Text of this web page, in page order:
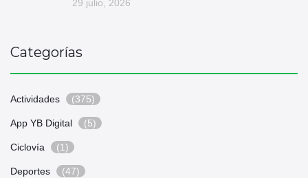
29 julio, 2026
Categorías
Actividades (375)
App YB Digital (5)
Ciclovía (1)
Deportes (47)